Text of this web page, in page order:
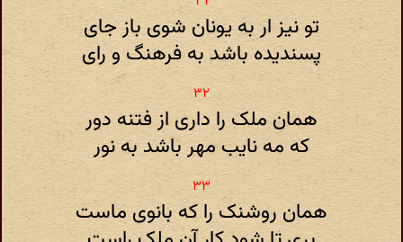
تو نیز ار به یونان شوی باز جای
پسندیده باشد به فرهنگ و رای
همان ملک را داری از فتنه دور
که مه نایب مهر باشد به نور
همان روشنک را که بانوی ماست